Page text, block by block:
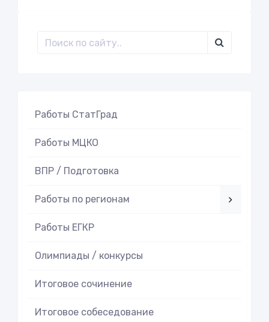
Работы СтатГрад
Работы МЦКО
ВПР / Подготовка
Работы по регионам
Работы ЕГКР
Олимпиады / конкурсы
Итоговое cочинение
Итоговое cобеседование